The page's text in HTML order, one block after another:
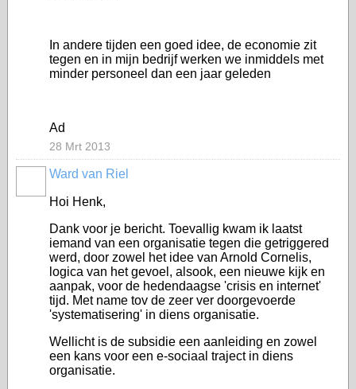
In andere tijden een goed idee, de economie zit
tegen en in mijn bedrijf werken we inmiddels met
minder personeel dan een jaar geleden
Ad
28 Mrt 2013
Ward van Riel
Hoi Henk,
Dank voor je bericht. Toevallig kwam ik laatst
iemand van een organisatie tegen die getriggered
werd, door zowel het idee van Arnold Cornelis,
logica van het gevoel, alsook, een nieuwe kijk en
aanpak, voor de hedendaagse 'crisis en internet'
tijd. Met name tov de zeer ver doorgevoerde
'systematisering' in diens organisatie.
Wellicht is de subsidie een aanleiding en zowel
een kans voor een e-sociaal traject in diens
organisatie.